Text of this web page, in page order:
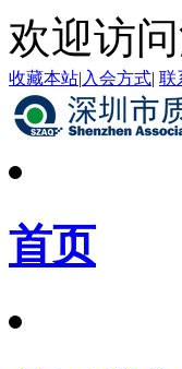
欢迎访
收藏本站| 入会方式| 联
首页